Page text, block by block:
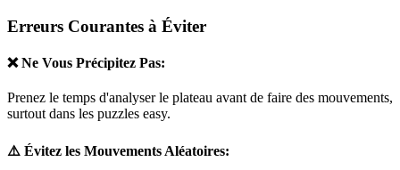
Erreurs Courantes à Éviter
❌ Ne Vous Précipitez Pas:
Prenez le temps d'analyser le plateau avant de faire des mouvements,
surtout dans les puzzles easy.
⚠️ Évitez les Mouvements Aléatoires: